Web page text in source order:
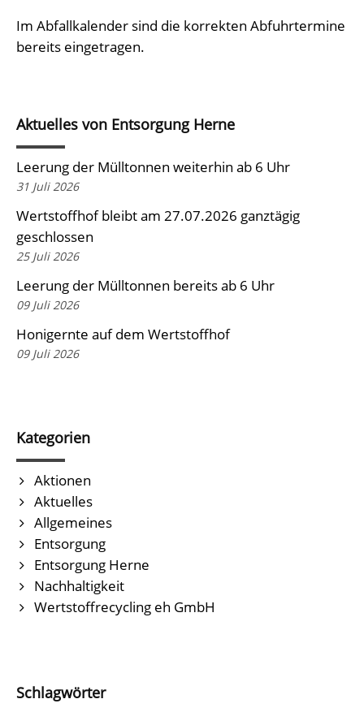
Im Abfallkalender sind die korrekten Abfuhrtermine
bereits eingetragen.
Aktuelles von Entsorgung Herne
Leerung der Mülltonnen weiterhin ab 6 Uhr
31 Juli 2026
Wertstoffhof bleibt am 27.07.2026 ganztägig
geschlossen
25 Juli 2026
Leerung der Mülltonnen bereits ab 6 Uhr
09 Juli 2026
Honigernte auf dem Wertstoffhof
09 Juli 2026
Kategorien
Aktionen
Aktuelles
Allgemeines
Entsorgung
Entsorgung Herne
Nachhaltigkeit
Wertstoffrecycling eh GmbH
Schlagwörter